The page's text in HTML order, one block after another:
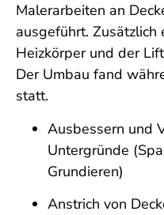
Malerarbeiten an
ausgeführt. Zusätzlich
Heizkörper und der
Der Umbau fand
statt.
Ausbessern und
Untergründe
Grundieren)
Anstrich von